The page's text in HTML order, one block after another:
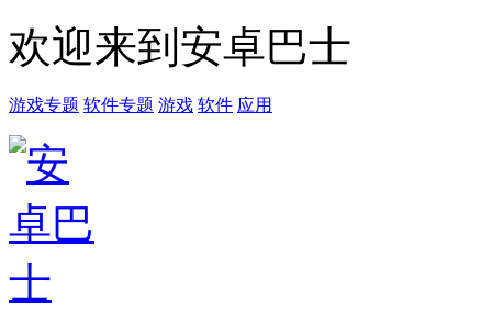
欢迎来到安卓巴士
游戏专题 软件专题 游戏 软件 应用